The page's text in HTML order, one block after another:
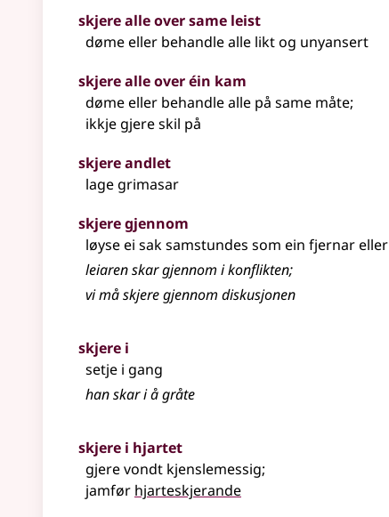
skjere alle over same leist
døme eller behandle alle likt og unyansert
skjere alle over éin kam
døme eller behandle alle på same måte;
ikkje gjere skil på
skjere andlet
lage grimasar
skjere gjennom
løyse ei sak samstundes som ein fjernareller
leiaren skar gjennom i konflikten;
vi må skjere gjennom diskusjonen
skjere i
setje i gang
han skar i å gråte
skjere i hjartet
gjere vondt kjenslemessig;
jamfør hjarteskjerande